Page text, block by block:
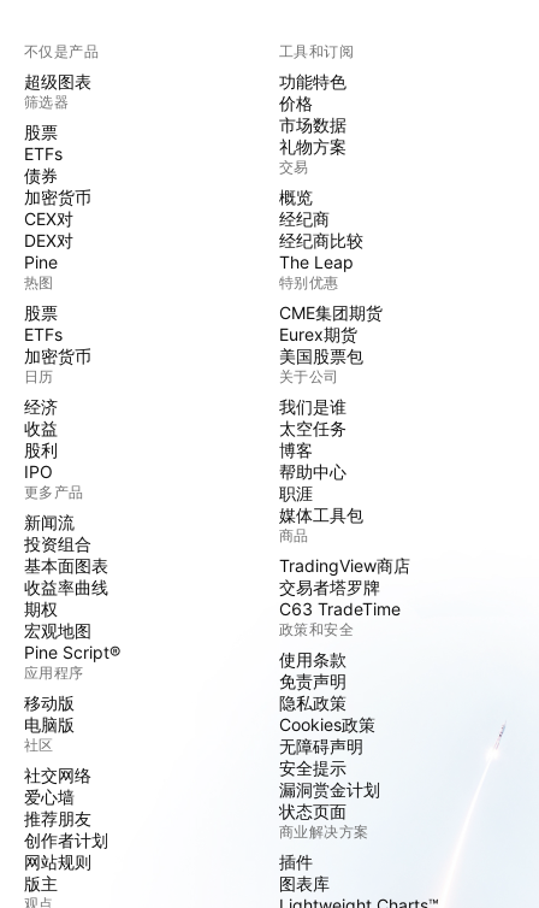
不仅是产品
超级图表
筛选器
股票
ETFs
债券
加密货币
CEX对
DEX对
Pine
热图
股票
ETFs
加密货币
日历
经济
收益
股利
IPO
更多产品
新闻流
投资组合
基本面图表
收益率曲线
期权
宏观地图
Pine Script®
应用程序
移动版
电脑版
社区
社交网络
爱心墙
推荐朋友
创作者计划
网站规则
版主
观点
工具和订阅
功能特色
价格
市场数据
礼物方案
交易
概览
经纪商
经纪商比较
The Leap
特别优惠
CME集团期货
Eurex期货
美国股票包
关于公司
我们是谁
太空任务
博客
帮助中心
职涯
媒体工具包
商品
TradingView商店
交易者塔罗牌
C63 TradeTime
政策和安全
使用条款
免责声明
隐私政策
Cookies政策
无障碍声明
安全提示
漏洞赏金计划
状态页面
商业解决方案
插件
图表库